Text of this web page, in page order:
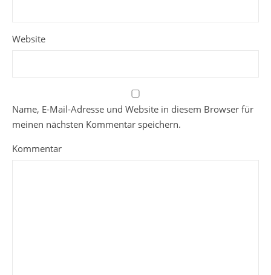
Website
Name, E-Mail-Adresse und Website in diesem Browser für
meinen nächsten Kommentar speichern.
Kommentar